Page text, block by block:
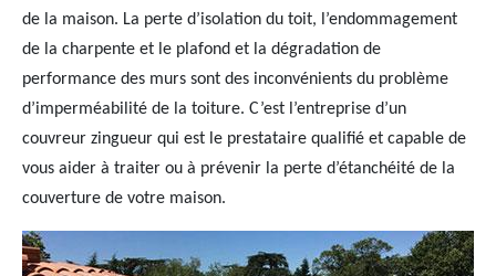
de la maison. La perte d’isolation du toit, l’endommagement
de la charpente et le plafond et la dégradation de
performance des murs sont des inconvénients du problème
d’imperméabilité de la toiture. C’est l’entreprise d’un
couvreur zingueur qui est le prestataire qualifié et capable de
vous aider à traiter ou à prévenir la perte d’étanchéité de la
couverture de votre maison.